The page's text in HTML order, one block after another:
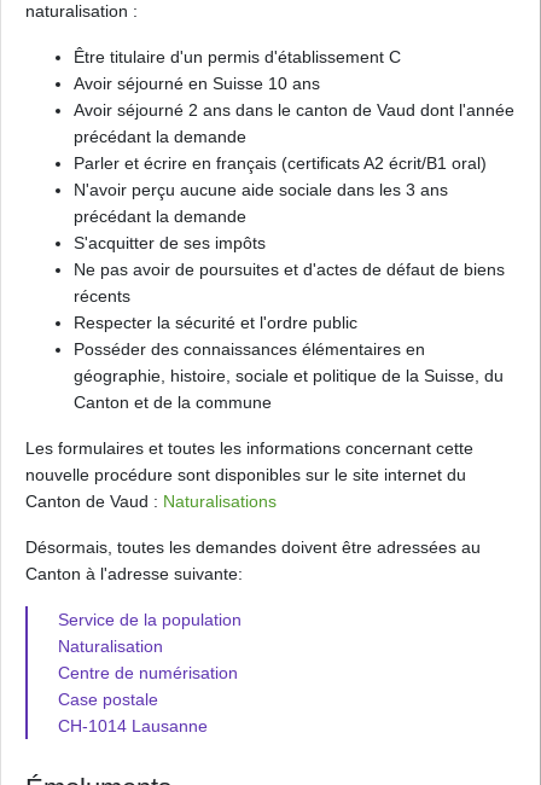
naturalisation :
Être titulaire d'un permis d'établissement C
Avoir séjourné en Suisse 10 ans
Avoir séjourné 2 ans dans le canton de Vaud dont l'année
précédant la demande
Parler et écrire en français (certificats A2 écrit/B1 oral)
N'avoir perçu aucune aide sociale dans les 3 ans
précédant la demande
S'acquitter de ses impôts
Ne pas avoir de poursuites et d'actes de défaut de biens
récents
Respecter la sécurité et l'ordre public
Posséder des connaissances élémentaires en
géographie, histoire, sociale et politique de la Suisse, du
Canton et de la commune
Les formulaires et toutes les informations concernant cette
nouvelle procédure sont disponibles sur le site internet du
Canton de Vaud : Naturalisations
Désormais, toutes les demandes doivent être adressées au
Canton à l'adresse suivante:
Service de la population
Naturalisation
Centre de numérisation
Case postale
CH-1014 Lausanne